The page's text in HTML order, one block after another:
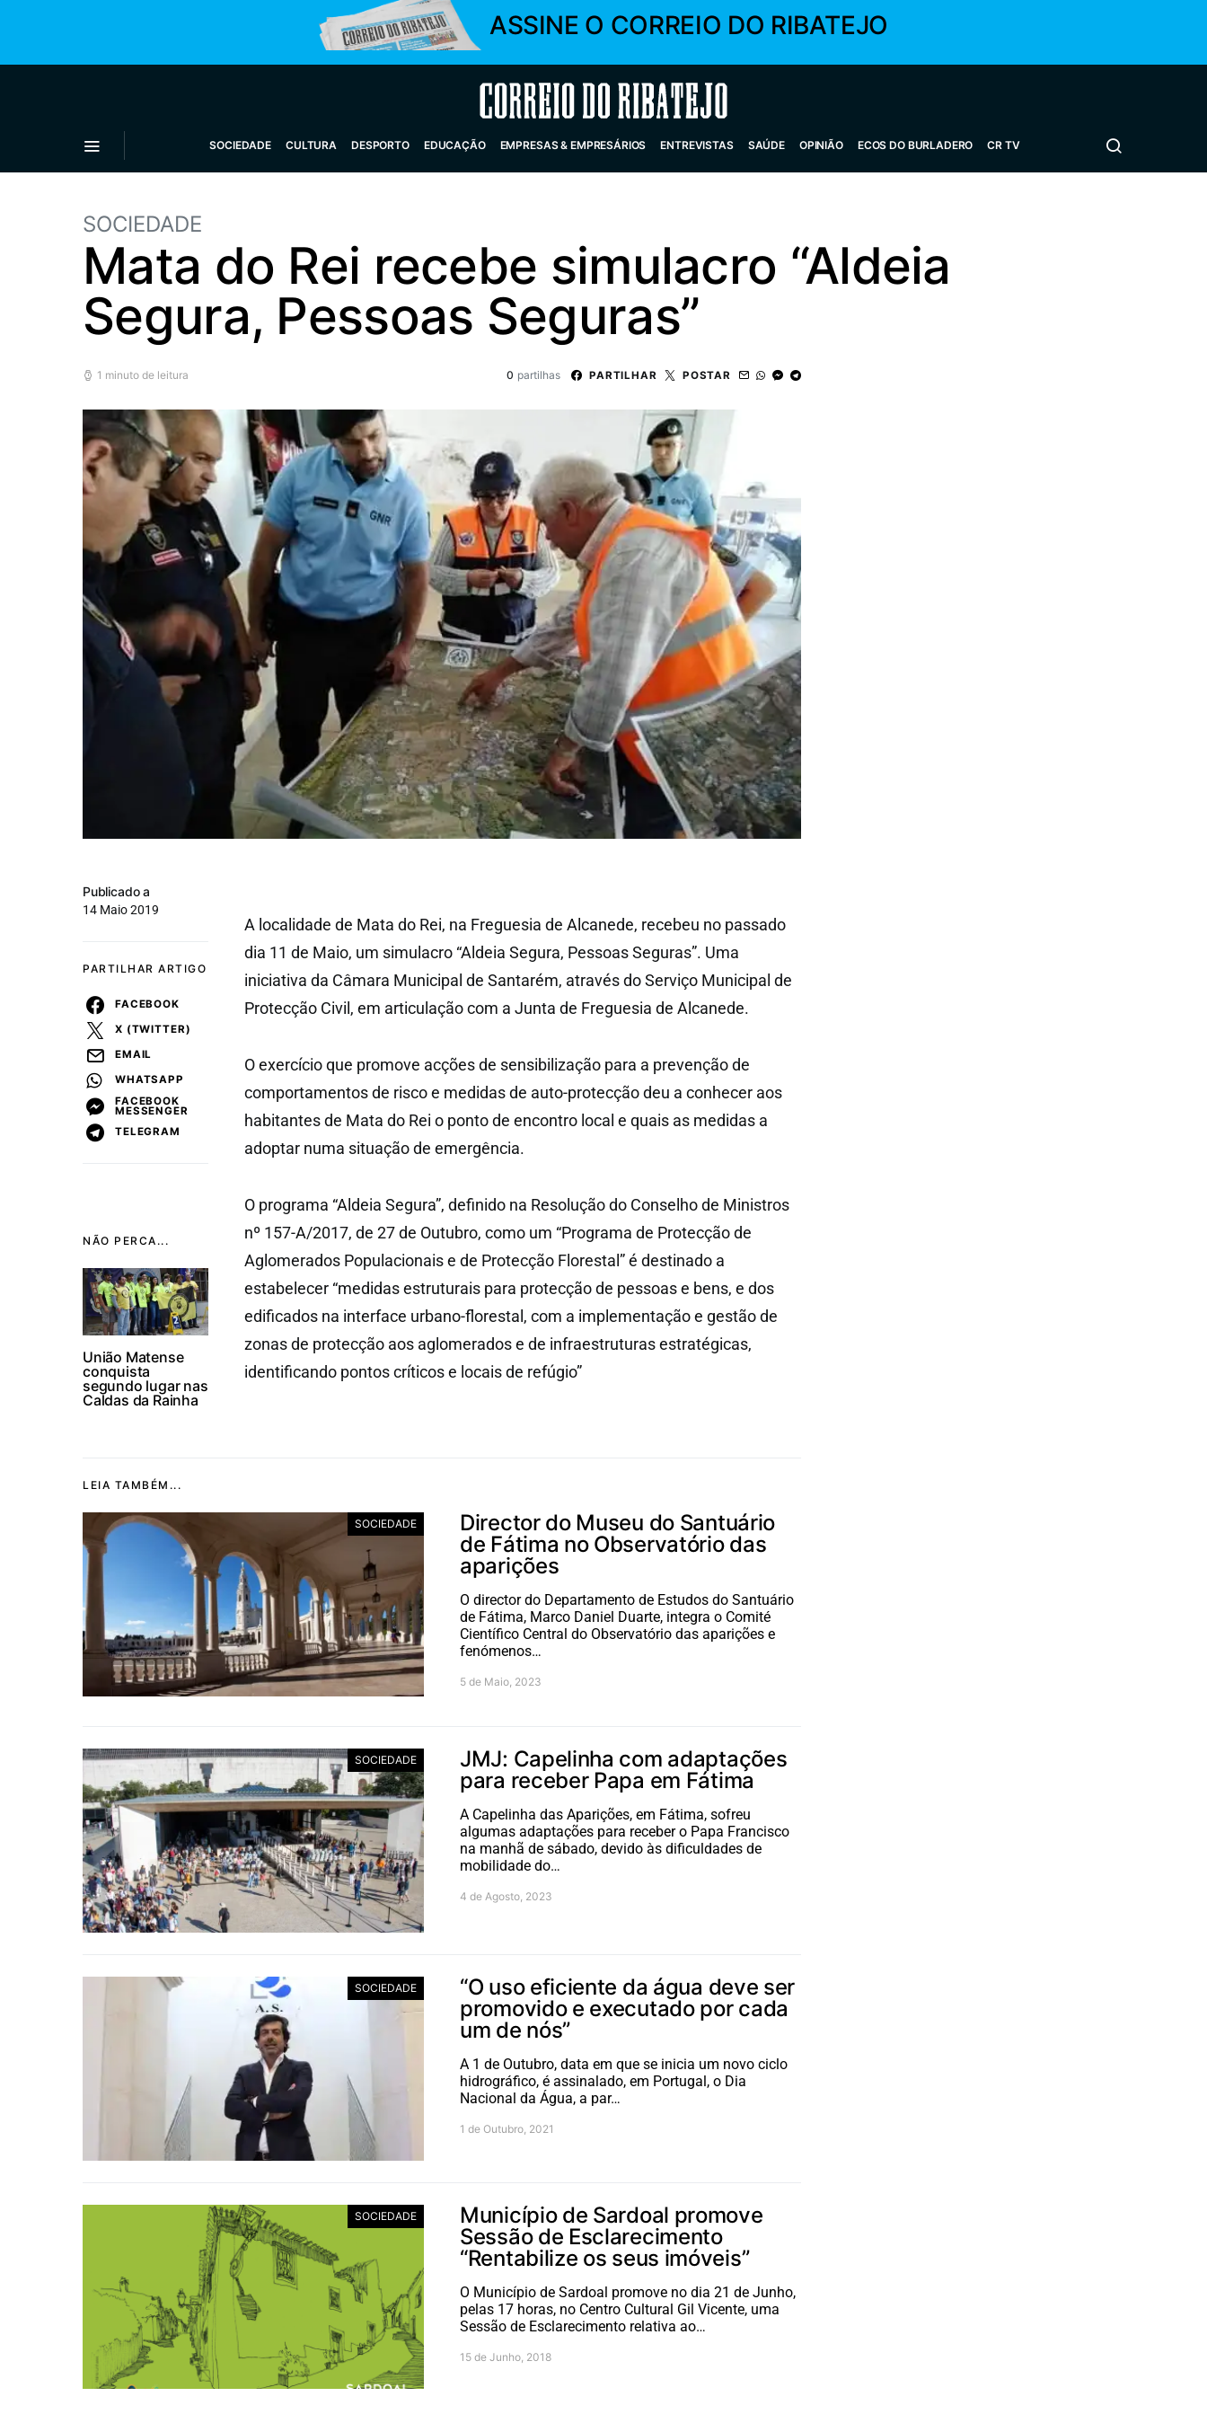
ASSINE O CORREIO DO RIBATEJO
Correio do Ribatejo
SOCIEDADE CULTURA DESPORTO EDUCAÇÃO EMPRESAS & EMPRESÁRIOS ENTREVISTAS SAÚDE OPINIÃO ECOS DO BURLADERO CR TV
SOCIEDADE
Mata do Rei recebe simulacro “Aldeia
Segura, Pessoas Seguras”
1 minuto de leitura 0 partilhas PARTILHAR POSTAR
NÃO PERCA...
União Matense
conquista
segundo lugar nas
Caldas da Rainha
Publicado a
14 Maio 2019
PARTILHAR ARTIGO
FACEBOOK
X (TWITTER)
EMAIL
WHATSAPP
FACEBOOK
MESSENGER
TELEGRAM
A localidade de Mata do Rei, na Freguesia de Alcanede, recebeu no passado
dia 11 de Maio, um simulacro “Aldeia Segura, Pessoas Seguras”. Uma
iniciativa da Câmara Municipal de Santarém, através do Serviço Municipal de
Protecção Civil, em articulação com a Junta de Freguesia de Alcanede.
O exercício que promove acções de sensibilização para a prevenção de
comportamentos de risco e medidas de auto-protecção deu a conhecer aos
habitantes de Mata do Rei o ponto de encontro local e quais as medidas a
adoptar numa situação de emergência.
O programa “Aldeia Segura”, definido na Resolução do Conselho de Ministros
nº 157-A/2017, de 27 de Outubro, como um “Programa de Protecção de
Aglomerados Populacionais e de Protecção Florestal” é destinado a
estabelecer “medidas estruturais para protecção de pessoas e bens, e dos
edificados na interface urbano-florestal, com a implementação e gestão de
zonas de protecção aos aglomerados e de infraestruturas estratégicas,
identificando pontos críticos e locais de refúgio”
LEIA TAMBÉM...
SOCIEDADE
Director do Museu do Santuário
de Fátima no Observatório das
aparições
O director do Departamento de Estudos do Santuário
de Fátima, Marco Daniel Duarte, integra o Comité
Científico Central do Observatório das aparições e
fenómenos…
5 de Maio, 2023
SOCIEDADE
JMJ: Capelinha com adaptações
para receber Papa em Fátima
A Capelinha das Aparições, em Fátima, sofreu
algumas adaptações para receber o Papa Francisco
na manhã de sábado, devido às dificuldades de
mobilidade do…
4 de Agosto, 2023
SOCIEDADE
“O uso eficiente da água deve ser
promovido e executado por cada
um de nós”
A 1 de Outubro, data em que se inicia um novo ciclo
hidrográfico, é assinalado, em Portugal, o Dia
Nacional da Água, a par…
1 de Outubro, 2021
SOCIEDADE
Município de Sardoal promove
Sessão de Esclarecimento
“Rentabilize os seus imóveis”
O Município de Sardoal promove no dia 21 de Junho,
pelas 17 horas, no Centro Cultural Gil Vicente, uma
Sessão de Esclarecimento relativa ao…
15 de Junho, 2018